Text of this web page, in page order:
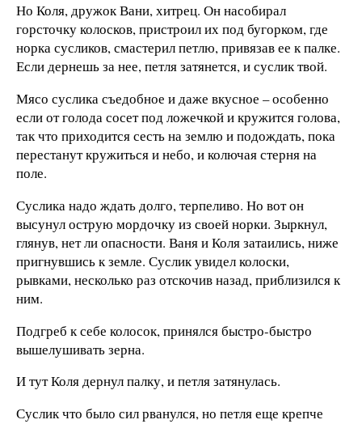
Но Коля, дружок Вани, хитрец. Он насобирал
горсточку колосков, пристроил их под бугорком, где
норка сусликов, смастерил петлю, привязав ее к палке.
Если дернешь за нее, петля затянется, и суслик твой.
Мясо суслика съедобное и даже вкусное – особенно
если от голода сосет под ложечкой и кружится голова,
так что приходится сесть на землю и подождать, пока
перестанут кружиться и небо, и колючая стерня на
поле.
Суслика надо ждать долго, терпеливо. Но вот он
высунул острую мордочку из своей норки. Зыркнул,
глянув, нет ли опасности. Ваня и Коля затаились, ниже
пригнувшись к земле. Суслик увидел колоски,
рывками, несколько раз отскочив назад, приблизился к
ним.
Подгреб к себе колосок, принялся быстро-быстро
вышелушивать зерна.
И тут Коля дернул палку, и петля затянулась.
Суслик что было сил рванулся, но петля еще крепче